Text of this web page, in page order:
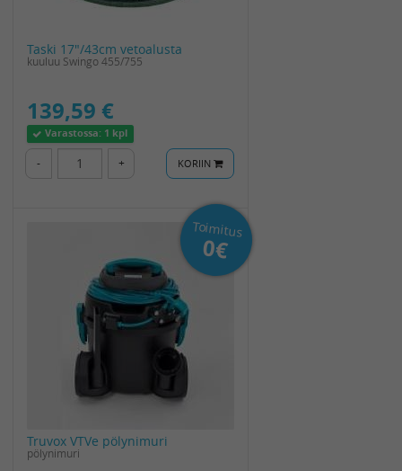
Taski 17"/43cm vetoalusta
kuuluu Swingo 455/755
139,59 €
Varastossa: 1 kpl
- + KORIIN
Toimitus
0€
Truvox VTVe pölynimuri
pölynimuri